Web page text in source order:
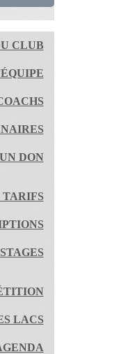
CLUB
DON
TARIFS
STAGES
LACS